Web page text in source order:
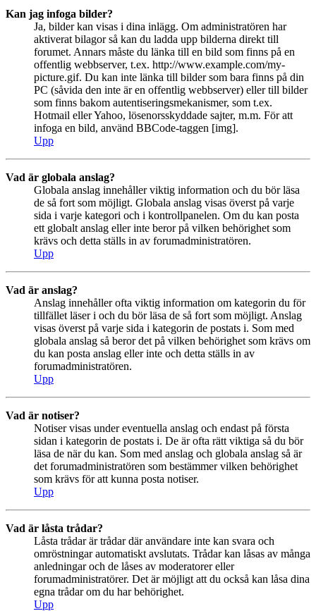
Kan jag infoga bilder?
Ja, bilder kan visas i dina inlägg. Om administratören har
aktiverat bilagor så kan du ladda upp bilderna direkt till
forumet. Annars måste du länka till en bild som finns på en
offentlig webbserver, t.ex. http://www.example.com/my-
picture.gif. Du kan inte länka till bilder som bara finns på din
PC (såvida den inte är en offentlig webbserver) eller till bilder
som finns bakom autentiseringsmekanismer, som t.ex.
Hotmail eller Yahoo, lösenorsskyddade sajter, m.m. För att
infoga en bild, använd BBCode-taggen [img].
Upp
Vad är globala anslag?
Globala anslag innehåller viktig information och du bör läsa
de så fort som möjligt. Globala anslag visas överst på varje
sida i varje kategori och i kontrollpanelen. Om du kan posta
ett globalt anslag eller inte beror på vilken behörighet som
krävs och detta ställs in av forumadministratören.
Upp
Vad är anslag?
Anslag innehåller ofta viktig information om kategorin du för
tillfället läser i och du bör läsa de så fort som möjligt. Anslag
visas överst på varje sida i kategorin de postats i. Som med
globala anslag så beror det på vilken behörighet som krävs om
du kan posta anslag eller inte och detta ställs in av
forumadministratören.
Upp
Vad är notiser?
Notiser visas under eventuella anslag och endast på första
sidan i kategorin de postats i. De är ofta rätt viktiga så du bör
läsa de när du kan. Som med anslag och globala anslag så är
det forumadministratören som bestämmer vilken behörighet
som krävs för att kunna posta notiser.
Upp
Vad är låsta trådar?
Låsta trådar är trådar där användare inte kan svara och
omröstningar automatiskt avslutats. Trådar kan låsas av många
anledningar och de låses av moderatorer eller
forumadministratörer. Det är möjligt att du också kan låsa dina
egna trådar om du har behörighet.
Upp